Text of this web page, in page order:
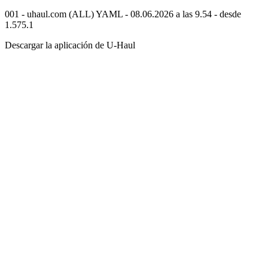
001 - uhaul.com (ALL) YAML - 08.06.2026 a las 9.54 - desde
1.575.1
Descargar la aplicación de U-Haul